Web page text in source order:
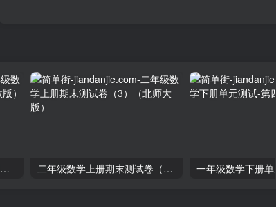
三年级数学上册第1课时认识千克（苏教版） 二年级数学上册期末测试卷（3）（北师大版）